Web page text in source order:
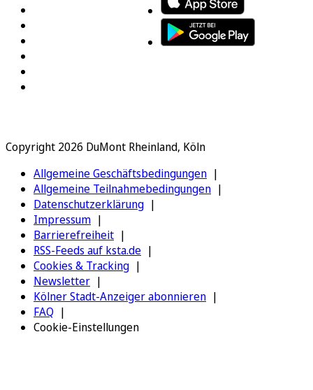
Copyright 2026 DuMont Rheinland, Köln
Allgemeine Geschäftsbedingungen
Allgemeine Teilnahmebedingungen
Datenschutzerklärung
Impressum
Barrierefreiheit
RSS-Feeds auf ksta.de
Cookies & Tracking
Newsletter
Kölner Stadt-Anzeiger abonnieren
FAQ
Cookie-Einstellungen